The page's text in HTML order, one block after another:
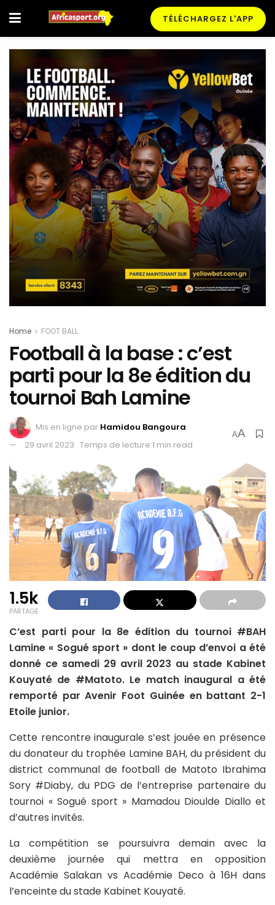
TÉLÉCHARGEZ L'APP
Home FOOT BALL
Football à la base : c’est
parti pour la 8e édition du
tournoi Bah Lamine
Mis en ligne par Hamidou Bangoura
29 avril 2023 Temps de lecture:1 min read
AA
1.5k
PARTAGE
C’est parti pour la 8e édition du tournoi #BAH
Lamine « Sogué sport » dont le coup d’envoi a été
donné ce samedi 29 avril 2023 au stade Kabinet
Kouyaté de #Matoto. Le match inaugural a été
remporté par Avenir Foot Guinée en battant 2-1
Etoile junior.
Cette rencontre inaugurale s’est jouée en présence
du donateur du trophée Lamine BAH, du président du
district communal de football de Matoto Ibrahima
Sory #Diaby, du PDG de l’entreprise partenaire du
tournoi « Sogué sport » Mamadou Dioulde Diallo et
d’autres invités.
La compétition se poursuivra demain avec la
deuxième journée qui mettra en opposition
Académie Salakan vs Académie Deco à 16H dans
l’enceinte du stade Kabinet Kouyaté.